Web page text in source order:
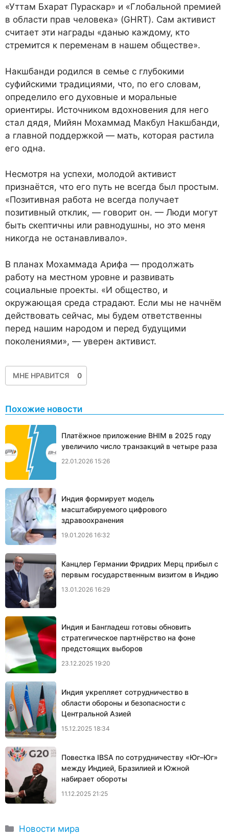
«Уттам Бхарат Пураскар» и «Глобальной премией
в области прав человека» (GHRT). Сам активист
считает эти награды «данью каждому, кто
стремится к переменам в нашем обществе».
Накшбанди родился в семье с глубокими
суфийскими традициями, что, по его словам,
определило его духовные и моральные
ориентиры. Источником вдохновения для него
стал дядя, Мийян Мохаммад Макбул Накшбанди,
а главной поддержкой — мать, которая растила
его одна.
Несмотря на успехи, молодой активист
признаётся, что его путь не всегда был простым.
«Позитивная работа не всегда получает
позитивный отклик, — говорит он. — Люди могут
быть скептичны или равнодушны, но это меня
никогда не останавливало».
В планах Мохаммада Арифа — продолжать
работу на местном уровне и развивать
социальные проекты. «И общество, и
окружающая среда страдают. Если мы не начнём
действовать сейчас, мы будем ответственны
перед нашим народом и перед будущими
поколениями», — уверен активист.
МНЕ НРАВИТСЯ 0
Похожие новости
Платёжное приложение BHIM в 2025 году
увеличило число транзакций в четыре раза
22.01.2026 15:26
Индия формирует модель
масштабируемого цифрового
здравоохранения
19.01.2026 16:32
Канцлер Германии Фридрих Мерц прибыл с
первым государственным визитом в Индию
13.01.2026 16:29
Индия и Бангладеш готовы обновить
стратегическое партнёрство на фоне
предстоящих выборов
23.12.2025 19:20
Индия укрепляет сотрудничество в
области обороны и безопасности с
Центральной Азией
15.12.2025 18:34
Повестка IBSA по сотрудничеству «Юг–Юг»
между Индией, Бразилией и Южной
набирает обороты
11.12.2025 21:25
Рубрики
Новости мира